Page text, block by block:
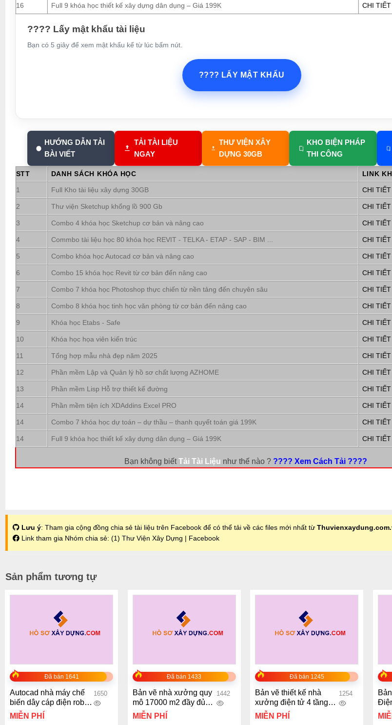
16 Full 9 khóa học thiết kế xây dựng dân dụng – Giá 199K CHI
???? Lấy mật khẩu tài liệu
Bạn có 5 giây để xem mật khẩu kể từ lúc bấm nút.
???? LẤY MẬT KHẨU
HƯỚNG DẪN TẢI
BÀI VIẾT
TẢI TÀI LIỆU
NGAY
THƯ VIỆN XÂY
DỰNG 30GB
KHO BIỆN PHÁP
THI CÔNG
STT DANH SÁCH KHÓA HỌC LINK
1 Full Kho tài liệu xây dựng 30GB CHI
2 Thư viện Sketchup khổng lồ 900 Gb CHI
3 Combo 4 khóa học Sketchup cơ bản và nâng cao CHI
4 Commbo tài liệu học 80 khóa học REVIT - TELKA - ETAP - SAP - BIM ... CHI
5 Combo khóa học Autocad cơ bản và nâng cao CHI
6 Combo 15 khóa học Revit từ cơ bản đến nâng cao CHI
7 Combo 7 khóa học Photoshop thực chiến từ nền tảng đến chuyên sâu CHI
8 Combo 8 khóa học tinh học văn phòng từ cơ bản đến nâng cao CHI
9 Khóa học Etabs - Safe CHI
10 Khóa học họa viên kiến trúc CHI
11 Tổng hợp mẫu nhà đẹp năm 2025 CHI
12 Phần mềm Lập và Quản lý hồ sơ chất lượng AZHOME CHI
13 Phần mềm Lisp Hỗ trợ thiết kế đường CHI
14 Phần mềm tiện ích XDAddins Excel PRO CHI
14 Combo 7 khóa học dự toán – dự thầu – thanh quyết toán giá 199K CHI
14 Full 9 khóa học thiết kế xây dựng dân dụng – Giá 199K CHI
Bạn không biếtTải Tài Liệu như thế nào ? ???? Xem Cách Tải ????
Lưu ý: Tham gia cộng đồng chia sẻ tài liệu trên Facebook để có thể tải về các files mới nhất từ
Link tham gia Nhóm chia sẻ: (1) Thư Viện Xây Dựng | Facebook
Sản phẩm tương tự
Đã bán 1641
Autocad nhà máy chế
biến dây cáp điện robot
quy mô 11.000m2
1650
MIỄN PHÍ
Đã bán 1433
Bản vẽ nhà xưởng quy
mô 17000 m2 đầy đủ
hạng mục
1442
MIỄN PHÍ
Đã bán 1245
Bản vẽ thiết kế nhà
xưởng điện tử 4 tầng
diện tích sàn 24.000 m2
1254
MIỄN PHÍ